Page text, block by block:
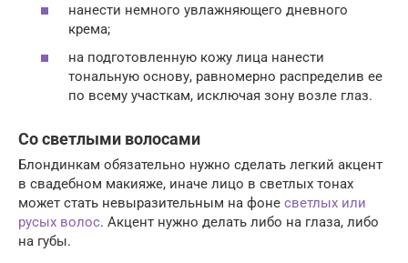
нанести немного увлажняющего дневного
крема;
на подготовленную кожу лица нанести
тональную основу, равномерно распределив ее
по всему участкам, исключая зону возле глаз.
Со светлыми волосами
Блондинкам обязательно нужно сделать легкий акцент
в свадебном макияже, иначе лицо в светлых тонах
может стать невыразительным на фоне светлых или
русых волос. Акцент нужно делать либо на глаза, либо
на губы.